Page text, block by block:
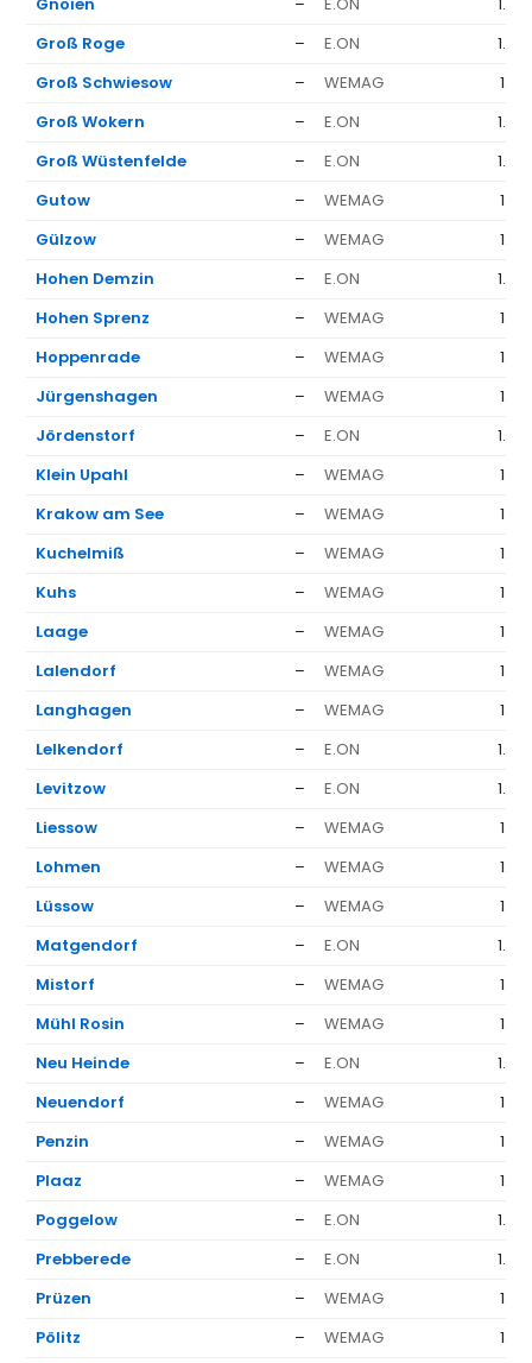
Groß Roge
– E.ON
Groß Schwiesow
– WEMAG
Groß Wokern
– E.ON
Groß Wüstenfelde
– E.ON
Gutow
– WEMAG
Gülzow
– WEMAG
Hohen Demzin
– E.ON
Hohen Sprenz
– WEMAG
Hoppenrade
– WEMAG
Jürgenshagen
– WEMAG
Jördenstorf
– E.ON
Klein Upahl
– WEMAG
Krakow am See
– WEMAG
Kuchelmiß
– WEMAG
Kuhs
– WEMAG
Laage
– WEMAG
Lalendorf
– WEMAG
Langhagen
– WEMAG
Lelkendorf
– E.ON
Levitzow
– E.ON
Liessow
– WEMAG
Lohmen
– WEMAG
Lüssow
– WEMAG
Matgendorf
– E.ON
Mistorf
– WEMAG
Mühl Rosin
– WEMAG
Neu Heinde
– E.ON
Neuendorf
– WEMAG
Penzin
– WEMAG
Plaaz
– WEMAG
Poggelow
– E.ON
Prebberede
– E.ON
Prüzen
– WEMAG
Pölitz
– WEMAG